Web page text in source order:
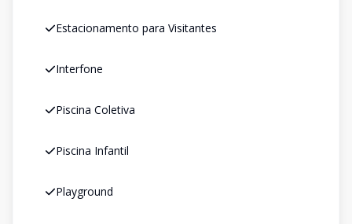
Estacionamento para Visitantes
Interfone
Piscina Coletiva
Piscina Infantil
Playground